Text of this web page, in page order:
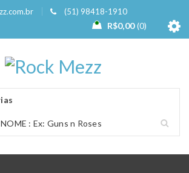
(51) 98418-1910
R$0,00 0